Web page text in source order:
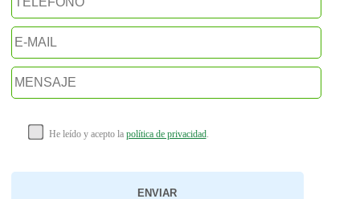
He leído y acepto la política de privacidad.